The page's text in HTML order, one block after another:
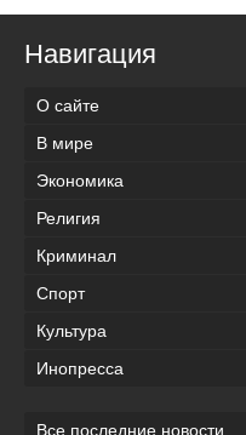
Навигация
О сайте
В мире
Экономика
Религия
Криминал
Спорт
Культура
Инопресса
Все последние новости